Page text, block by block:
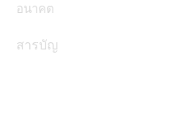
อนาคต
สารบัญ